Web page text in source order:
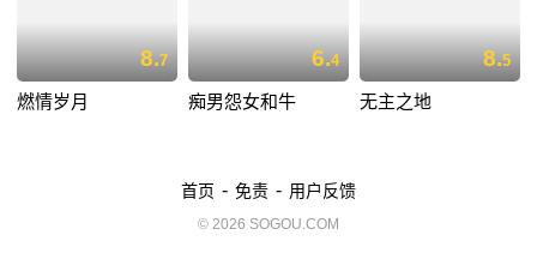
8.7
燃情岁月
6.4
痴男怨女和牛
8.5
无主之地
首页 - 免责 - 用户反馈
© 2026 SOGOU.COM